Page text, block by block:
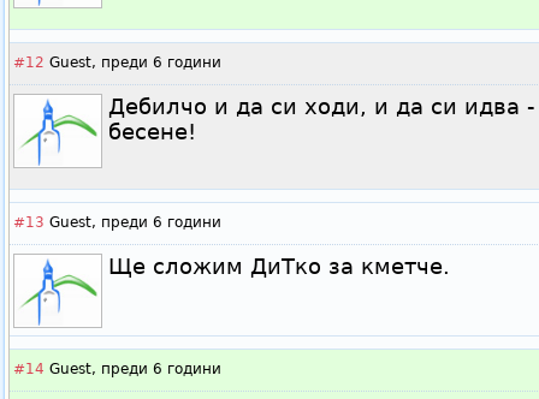
#12 Guest, преди 6 години
Дебилчо и да си ходи, и да си идва
бесене!
#13 Guest, преди 6 години
Ще сложим ДиТко за кметче.
#14 Guest, преди 6 години